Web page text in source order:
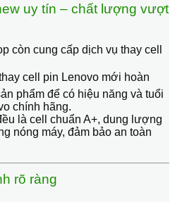
uy tín – chất lượng vượt
còn cung cấp dịch vụ thay cell
cell pin Lenovo mới hoàn
phẩm để có hiệu năng và tuổi
chính hãng.
là cell chuẩn A+, dung lượng
nóng máy, đảm bảo an toàn
rõ ràng